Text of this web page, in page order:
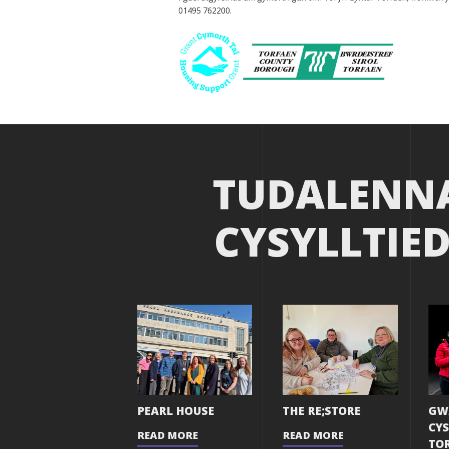
01495 762200.
PEARL HOUSE
READ MORE
THE RE;STORE
READ MORE